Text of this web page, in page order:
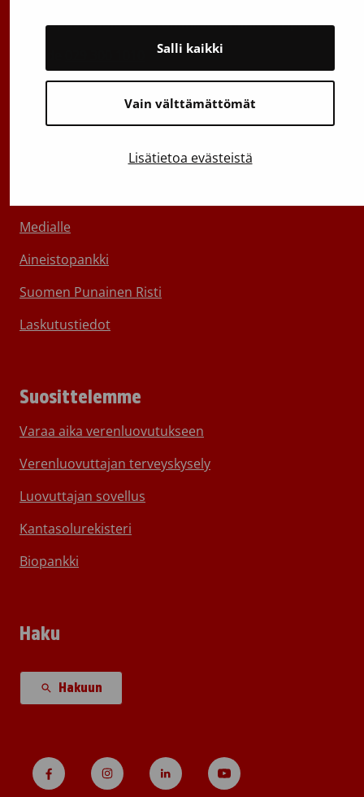
Vain välttämättömät
Salli kaikki
Lisätietoa evästeistä
Sähköpostiosoitteet: etunimi.sukunimi@veripalvelu.fi
Tietoa Veripalvelusta
Medialle
Aineistopankki
Suomen Punainen Risti
Laskutustiedot
Suosittelemme
Varaa aika verenluovutukseen
Verenluovuttajan terveyskysely
Luovuttajan sovellus
Kantasolurekisteri
Biopankki
Haku
Hakuun